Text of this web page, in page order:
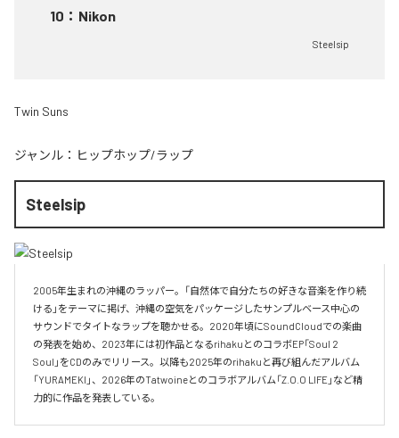
10 ： Nikon
Steelsip
Twin Suns
ジャンル： ヒップホップ/ラップ
Steelsip
2005年生まれの沖縄のラッパー。「自然体で自分たちの好きな音楽を作り続
ける」をテーマに掲げ、沖縄の空気をパッケージしたサンプルベース中心の
サウンドでタイトなラップを聴かせる。2020年頃にSoundCloudでの楽曲
の発表を始め、2023年には初作品となるrihakuとのコラボEP「Soul 2
Soul」をCDのみでリリース。以降も2025年のrihakuと再び組んだアルバム
「YURAMEKI」、2026年のTatwoineとのコラボアルバム「Z.O.O LIFE」など精
力的に作品を発表している。